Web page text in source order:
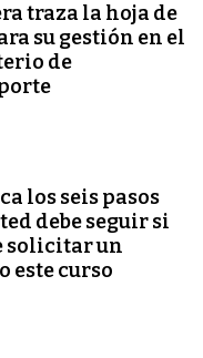
traza la hoja de
su gestión en el
de
los seis pasos
debe seguir si
solicitar un
este curso